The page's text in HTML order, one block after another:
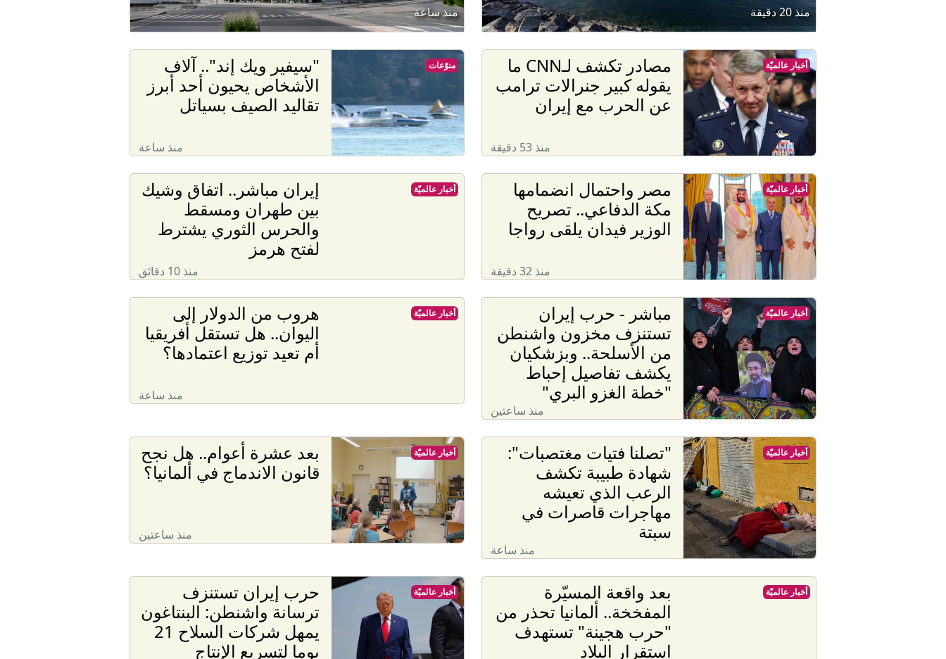
منذ 20 دقيقة منذ ساعة
مصادر تكشف لـCNN ما
يقوله كبير جنرالات ترامب
عن الحرب مع إيران
منذ 53 دقيقة
أخبار عالميّة
"سيفير ويك إند".. آلاف
الأشخاص يحيون أحد أبرز
تقاليد الصيف بسياتل
منذ ساعة
منوّعات
مصر واحتمال انضمامها
مكة الدفاعي.. تصريح
الوزير فيدان يلقى رواجا
منذ 32 دقيقة
أخبار عالميّة
إيران مباشر.. اتفاق وشيك
بين طهران ومسقط
والحرس الثوري يشترط
لفتح هرمز
منذ 10 دقائق
أخبار عالميّة
مباشر - حرب إيران
تستنزف مخزون واشنطن
من الأسلحة.. وبزشكيان
يكشف تفاصيل إحباط
"خطة الغزو البري"
منذ ساعتين
أخبار عالميّة
هروب من الدولار إلى
اليوان.. هل تستقل أفريقيا
أم تعيد توزيع اعتمادها؟
منذ ساعة
أخبار عالميّة
"تصلنا فتيات مغتصبات":
شهادة طبيبة تكشف
الرعب الذي تعيشه
مهاجرات قاصرات في
سبتة
منذ ساعة
أخبار عالميّة
بعد عشرة أعوام.. هل نجح
قانون الاندماج في ألمانيا؟
منذ ساعتين
أخبار عالميّة
بعد واقعة المسيّرة
المفخخة.. ألمانيا تحذر من
"حرب هجينة" تستهدف
استقرار البلاد
أخبار عالميّة
حرب إيران تستنزف
ترسانة واشنطن: البنتاغون
يمهل شركات السلاح 21
يوما لتسريع الإنتاج
أخبار عالميّة